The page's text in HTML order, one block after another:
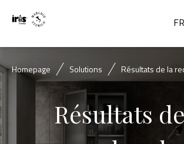
FR
Homepage Solutions Résultats de la
Résultats